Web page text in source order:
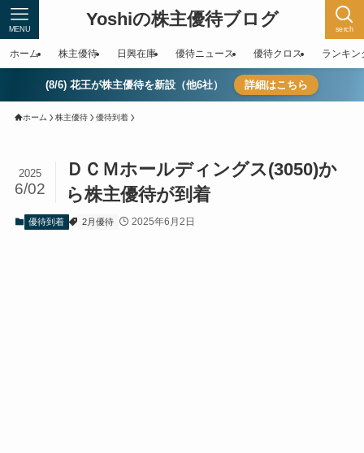
Yoshiの株主優待ブログ serch
MENU
ホーム 株主優待 日興在庫 優待ニュース 優待クロス ランキン
(8/6) 花王が株主優待を新設（他6社） 詳細はこちら
ホーム 株主優待 優待到着
ＤＣＭホールディングス(3050)か
ら株主優待が到着
2025
6/02
優待到着 2月優待 2025年6月2日